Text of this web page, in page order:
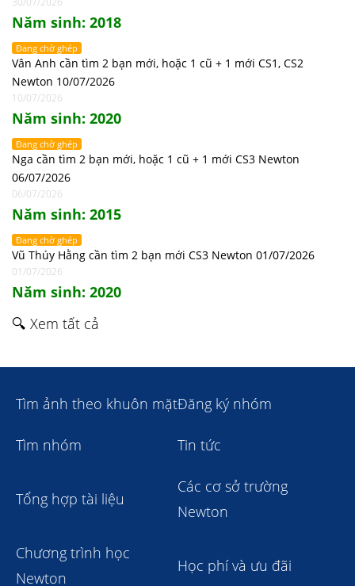
Năm sinh: 2018
Đang chờ ghép
Vân Anh cần tìm 2 bạn mới, hoặc 1 cũ + 1 mới CS1, CS2
Newton 10/07/2026
10/07/2026
Năm sinh: 2020
Đang chờ ghép
Nga cần tìm 2 bạn mới, hoặc 1 cũ + 1 mới CS3 Newton
06/07/2026
06/07/2026
Năm sinh: 2015
Đang chờ ghép
Vũ Thúy Hằng cần tìm 2 bạn mới CS3 Newton 01/07/2026
01/07/2026
Năm sinh: 2020
🔍 Xem tất cả
Tìm ảnh theo khuôn mặtĐăng ký nhóm
Tìm nhóm Tin tức
Tổng hợp tài liệu
Các cơ sở trường
Newton
Chương trình học
Newton
Học phí và ưu đãi